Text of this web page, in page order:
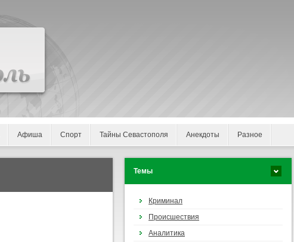
Афиша Спорт Тайны Севастополя Анекдоты Разное
Темы
Криминал
Происшествия
Аналитика